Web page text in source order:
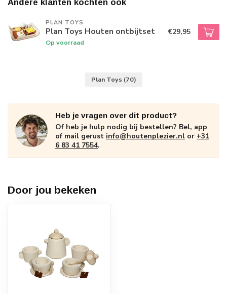
Andere klanten kochten ook
PLAN TOYS
Plan Toys Houten ontbijtset
Op voorraad
€29,95
Plan Toys (70)
Heb je vragen over dit product?
Of heb je hulp nodig bij bestellen? Bel, app
of mail gerust info@houtenplezier.nl or +31
6 83 41 7554.
Door jou bekeken